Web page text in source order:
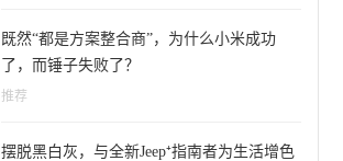
既然“都是方案整合商”，为什么小米成功
了，而锤子失败了？
推荐
摆脱黑白灰，与全新Jeep⁺指南者为生活增色